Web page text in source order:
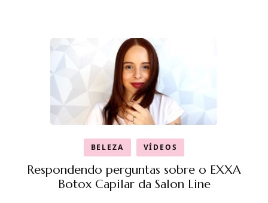
BELEZA VÍDEOS
Respondendo perguntas sobre o EXXA
Botox Capilar da Salon Line